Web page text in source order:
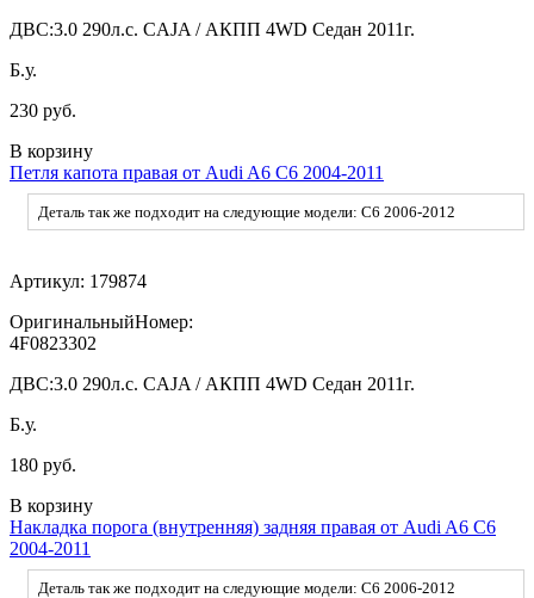
ДВС:3.0 290л.с. CAJA / АКПП 4WD Седан 2011г.
Б.у.
230 руб.
В корзину
Петля капота правая от Audi A6 C6 2004-2011
Деталь так же подходит на следующие модели: C6 2006-2012
Артикул: 179874
ОригинальныйНомер:
4F0823302
ДВС:3.0 290л.с. CAJA / АКПП 4WD Седан 2011г.
Б.у.
180 руб.
В корзину
Накладка порога (внутренняя) задняя правая от Audi A6 C6
2004-2011
Деталь так же подходит на следующие модели: C6 2006-2012